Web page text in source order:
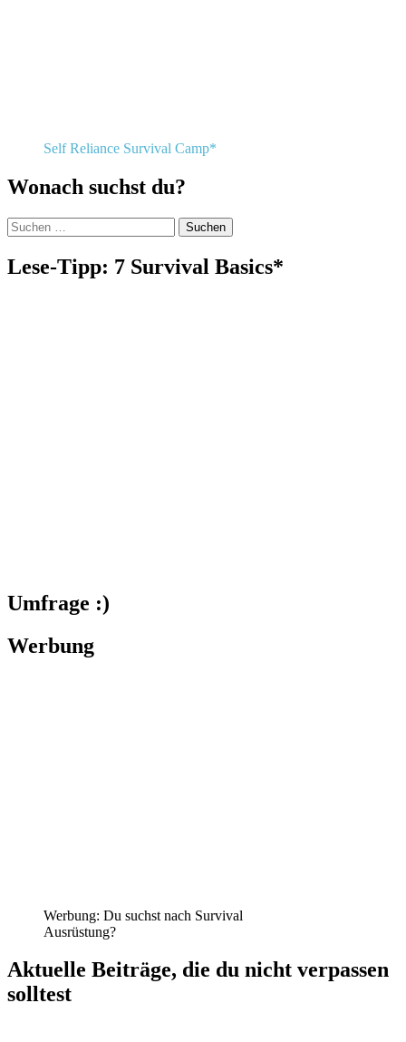
Self Reliance Survival Camp*
Wonach suchst du?
Suchen
nach:
Lese-Tipp: 7 Survival Basics*
Umfrage :)
Werbung
Werbung: Du suchst nach Survival
Ausrüstung?
Aktuelle Beiträge, die du nicht verpassen
solltest